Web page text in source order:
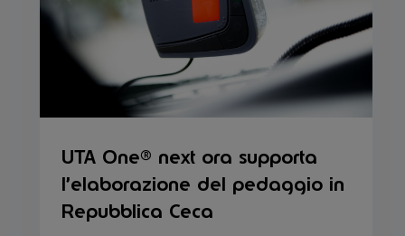
UTA One® next ora supporta
l’elaborazione del pedaggio in
Repubblica Ceca